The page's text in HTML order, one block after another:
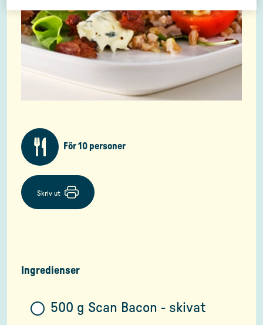
För 10 personer
Skriv ut
Ingredienser
500 g Scan Bacon - skivat